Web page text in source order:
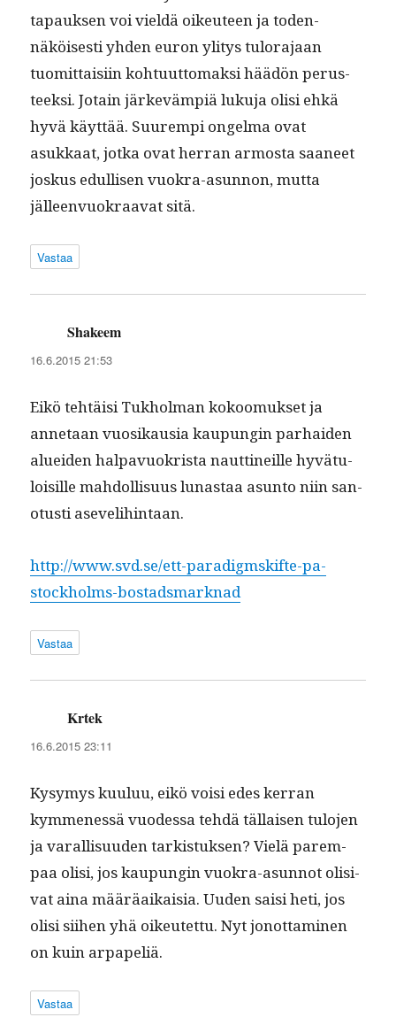
tapauk­sen voi vieldä oikeu­teen ja toden­
näköis­es­ti yhden euron yli­tys tulo­ra­jaan
tuomit­taisi­in kohtu­ut­tomak­si häädön perus­
teek­si. Jotain järkevämpiä luku­ja olisi ehkä
hyvä käyt­tää. Suurem­pi ongel­ma ovat
asukkaat, jot­ka ovat her­ran armos­ta saa­neet
joskus edullisen vuokra-asun­non, mut­ta
jälleen­vuokraa­vat sitä.
Vastaa
Shakeem
16.6.2015 21:53
Eikö tehtäisi Tukhol­man kokoomuk­set ja
annetaan vuosikau­sia kaupun­gin parhaiden
aluei­den hal­pavuokrista naut­tineille hyvä­tu­
loisille mah­dol­lisu­us lunas­taa asun­to niin san­
otusti asevelihintaan.
http://www.svd.se/ett-paradigmskifte-pa-
stockholms-bostadsmarknad
Vastaa
Krtek
16.6.2015 23:11
Kysymys kuu­luu, eikö voisi edes ker­ran
kymme­nessä vuodessa tehdä täl­laisen tulo­jen
ja var­al­lisu­u­den tark­istuk­sen? Vielä parem­
paa olisi, jos kaupun­gin vuokra-asun­not oli­si­
vat aina määräaikaisia. Uuden saisi heti, jos
olisi siihen yhä oikeutet­tu. Nyt jonot­ta­mi­nen
on kuin arpapeliä.
Vastaa